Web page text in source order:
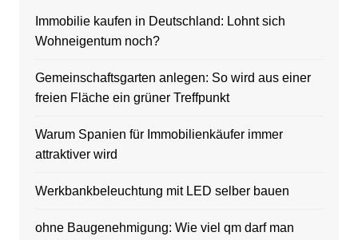
Immobilie kaufen in Deutschland: Lohnt sich
Wohneigentum noch?
Gemeinschaftsgarten anlegen: So wird aus einer
freien Fläche ein grüner Treffpunkt
Warum Spanien für Immobilienkäufer immer
attraktiver wird
Werkbankbeleuchtung mit LED selber bauen
ohne Baugenehmigung: Wie viel qm darf man